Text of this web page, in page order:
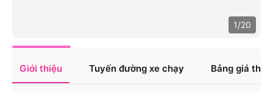
1/20
Giới thiệu Tuyến đường xe chạy Bảng giá